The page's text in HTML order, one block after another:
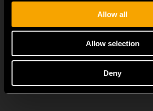
Allow all
Allow selection
Deny